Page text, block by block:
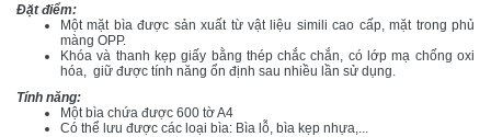
Đặt điểm:
Một mặt bìa được sản xuất từ vật liệu simili cao cấp, mặt trong phủ
màng OPP.
Khóa và thanh kẹp giấy bằng thép chắc chắn, có lớp mạ chống oxi
hóa, giữ được tính năng ổn định sau nhiều lần sử dụng.
Tính năng:
Một bìa chứa được 600 tờ A4
Có thể lưu được các loại bìa: Bìa lỗ, bìa kẹp nhựa,...